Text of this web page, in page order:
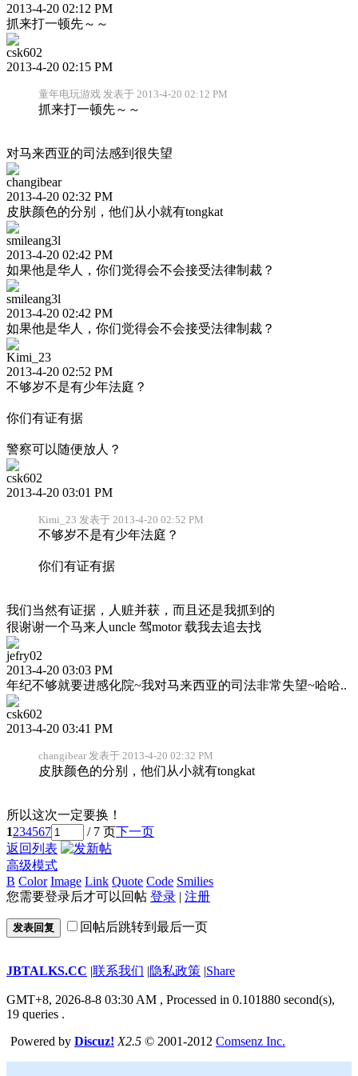
2013-4-20 02:12 PM
抓来打一顿先～～
csk602
2013-4-20 02:15 PM
童年电玩游戏 发表于 2013-4-20 02:12 PM
抓来打一顿先～～
对马来西亚的司法感到很失望
changibear
2013-4-20 02:32 PM
皮肤颜色的分别，他们从小就有tongkat
smileang3l
2013-4-20 02:42 PM
如果他是华人，你们觉得会不会接受法律制裁？
smileang3l
2013-4-20 02:42 PM
如果他是华人，你们觉得会不会接受法律制裁？
Kimi_23
2013-4-20 02:52 PM
不够岁不是有少年法庭？
你们有证有据
警察可以随便放人？
csk602
2013-4-20 03:01 PM
Kimi_23 发表于 2013-4-20 02:52 PM
不够岁不是有少年法庭？
你们有证有据
我们当然有证据，人赃并获，而且还是我抓到的
很谢谢一个马来人uncle 驾motor 载我去追去找
jefry02
2013-4-20 03:03 PM
年纪不够就要进感化院~我对马来西亚的司法非常失望~哈哈..
csk602
2013-4-20 03:41 PM
changibear 发表于 2013-4-20 02:32 PM
皮肤颜色的分别，他们从小就有tongkat
所以这次一定要换！
1234567 / 7 页下一页
返回列表
高级模式
B Color Image Link Quote Code Smilies
您需要登录后才可以回帖 登录 | 注册
发表回复 回帖后跳转到最后一页
JBTALKS.CC |联系我们 |隐私政策 |Share
GMT+8, 2026-8-8 03:30 AM , Processed in 0.101880 second(s),
19 queries .
Powered by Discuz! X2.5 © 2001-2012 Comsenz Inc.